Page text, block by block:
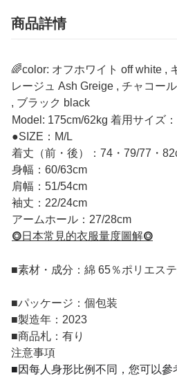
商品詳情
🌈color: オフホワイト off white ,
レージュ Ash Greige , チャコー
, ブラック black
Model: 175cm/62kg 着用サイズ
●SIZE：M/L
着丈（前・後）：74・79/77・
身幅：60/63cm
肩幅：51/54cm
袖丈：22/24cm
アームホール：27/28cm
⭗日本常見的衣服量度圖解⭗
■素材・成分：綿 65％ポリエス
■パッケージ：個包装
■製造年：2023
■商品札：有り
注意事項
■因每人身形比例不同，您可以參